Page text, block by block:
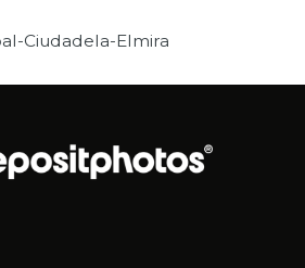
Ciudadela-Elmira